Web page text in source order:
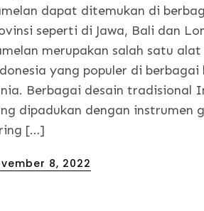
dapat ditemukan di
seperti di Jawa, Bali dan
merupakan salah satu alat
yang populer di berbagai
Berbagai desain tradisional
dipadukan dengan instrumen
[…]
8, 2022